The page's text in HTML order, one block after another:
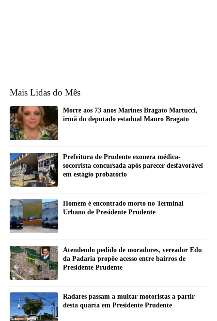
Mais Lidas do Mês
Morre aos 73 anos Marines Bragato Martucci,
irmã do deputado estadual Mauro Bragato
Prefeitura de Prudente exonera médica-
socorrista concursada após parecer desfavorável
em estágio probatório
Homem é encontrado morto no Terminal
Urbano de Presidente Prudente
Atendendo pedido de moradores, vereador Edu
da Padaria propõe acesso entre bairros de
Presidente Prudente
Radares passam a multar motoristas a partir
desta quarta em Presidente Prudente